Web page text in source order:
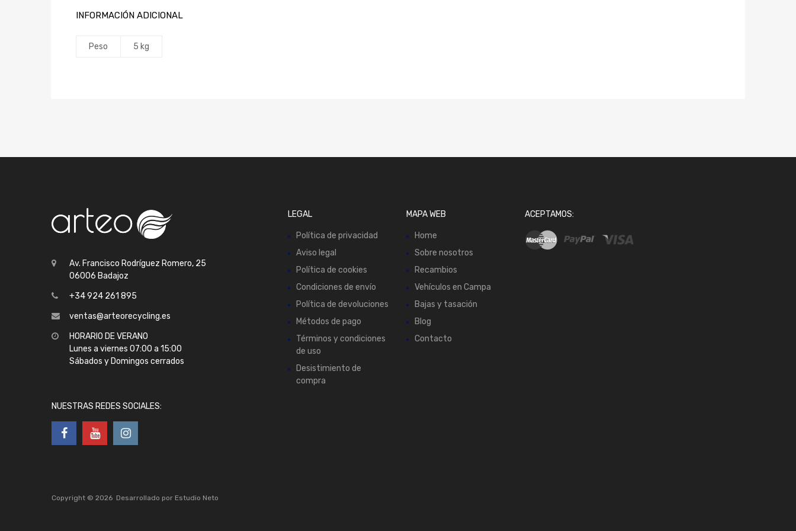
INFORMACIÓN ADICIONAL
Peso 5 kg
Av. Francisco Rodríguez Romero, 25
06006 Badajoz
+34 924 261 895
ventas@arteorecycling.es
HORARIO DE VERANO
Lunes a viernes 07:00 a 15:00
Sábados y Domingos cerrados
NUESTRAS REDES SOCIALES:
LEGAL
Política de privacidad
Aviso legal
Política de cookies
Condiciones de envío
Política de devoluciones
Métodos de pago
Términos y condiciones
de uso
Desistimiento de
compra
MAPA WEB
Home
Sobre nosotros
Recambios
Vehículos en Campa
Bajas y tasación
Blog
Contacto
ACEPTAMOS:
Copyright © 2026 Desarrollado por Estudio Neto